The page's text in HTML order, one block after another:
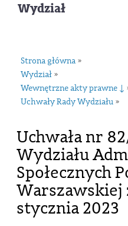
Wydział
Strona główna »
Wydział »
Wewnętrzne akty prawne ↓
Uchwały Rady Wydziału »
Uchwała nr
Wydziału
Społecznych
Warszawskiej
stycznia 2023